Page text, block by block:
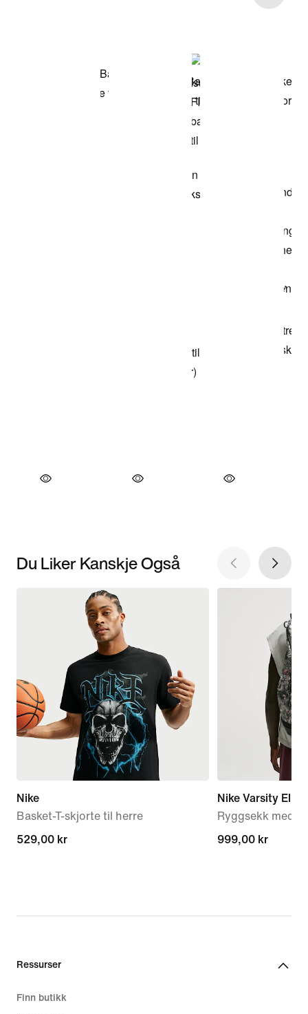
Du Liker Kanskje Også
Nike
Basket-T-skjorte til herre
529,00 kr
529,00 kr
Nike Varsity Elite
Ryggsekk med
999,00 kr
999,00 kr
Ressurser
Finn butikk